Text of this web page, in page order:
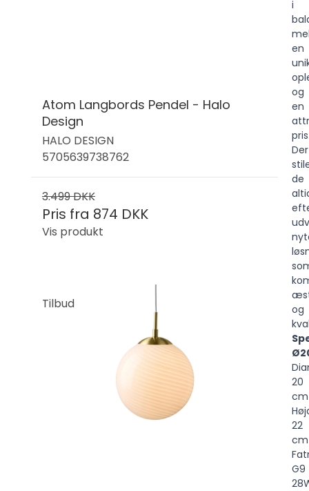
Atom Langbords Pendel - Halo
Design
HALO DESIGN
5705639738762
3.499 DKK
Pris fra 874 DKK
Vis produkt
Tilbud
i
en
og
en
de
og
20
22
cm
G9